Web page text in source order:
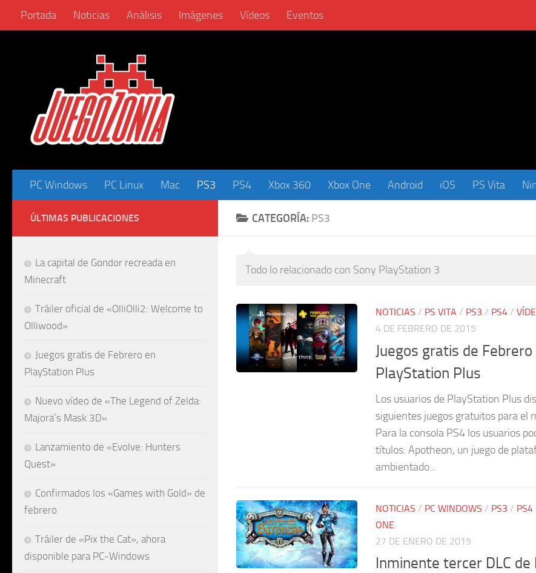
Saltar al contenido
Portada Noticias Análisis Imágenes Vídeos Eventos
PC Windows PC Linux Mac PS3 PS4 Xbox 360 Xbox One Android iOS PS Vita
CATEGORÍA: PS3
Todo lo relacionado con Sony PlayStation 3
NOTICIAS / PS VITA / PS3 / PS4 /
4 DE FEBRERO DE 2015
Juegos gratis de Febrero
PlayStation Plus
Los usuarios de PlayStation Plus
siguientes juegos gratuitos para el
Para la consola PS4 los usuarios
títulos: Apotheon, un juego de
ambientado...
NOTICIAS / PC WINDOWS / PS3 / PS4
ONE
27 DE ENERO DE 2015
Inminente tercer DLC de
ÚLTIMAS PUBLICACIONES
La capital de Gondor recreada en
Minecraft
Tráiler oficial de «OlliOlli2: Welcome to
Olliwood»
Juegos gratis de Febrero en
PlayStation Plus
Nuevo vídeo de «The Legend of Zelda:
Majora’s Mask 3D»
Lanzamiento de «Evolve: Hunters
Quest»
Confirmados los «Games with Gold» de
febrero
Tráiler de «Pix the Cat», ahora
disponible para PC-Windows